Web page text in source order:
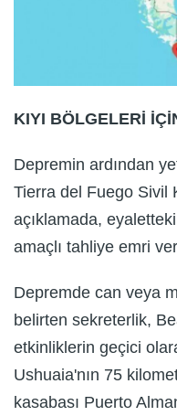
KIYI BÖLGELERİ
Depremin ardından
Tierra del Fuego Sivil
açıklamada,
amaçlı tahliye emri
Depremde can veya
belirten sekreterlik,
etkinliklerin geçici
Ushuaia'nın 75
kasabası Puerto